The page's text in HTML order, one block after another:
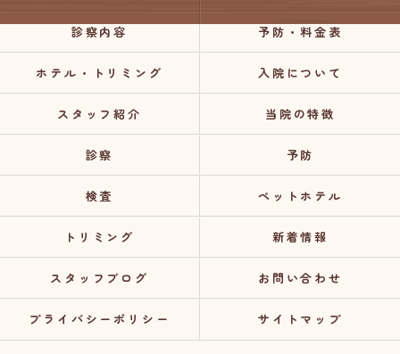
診察内容 予防・料金表
ホテル・トリミング 入院について
スタッフ紹介 当院の特徴
診察 予防
検査 ペットホテル
トリミング 新着情報
スタッフブログ お問い合わせ
プライバシーポリシー サイトマップ